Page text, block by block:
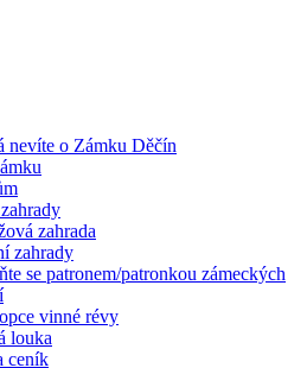
nevíte o Zámku Děčín
zahrada
zahrady
se patronem/patronkou zámeckých
vinné révy
louka
ceník